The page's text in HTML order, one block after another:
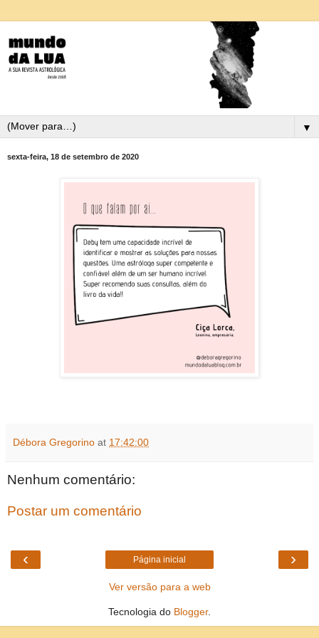
▼
sexta-feira, 18 de setembro de 2020
Débora Gregorino at 17:42:00
Nenhum comentário:
Postar um comentário
‹ ›
Página inicial
Ver versão para a web
Tecnologia do Blogger.